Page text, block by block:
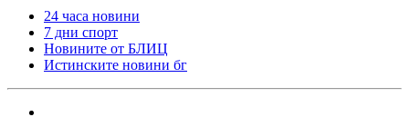
24 часа новини
7 дни спорт
Новините от БЛИЦ
Истинските новини бг